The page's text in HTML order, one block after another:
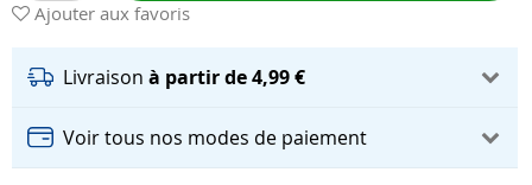
Ajouter aux favoris
Livraison à partir de 4,99 €
Voir tous nos modes de paiement